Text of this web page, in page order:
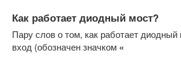
Как работает диодный мост?
Пару слов о том, как работает диодный
вход (обозначен значком «